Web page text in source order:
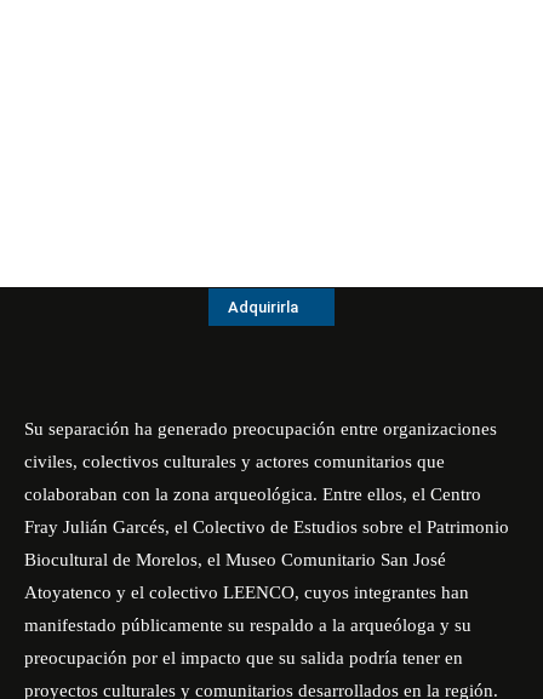
Adquirirla
Su separación ha generado preocupación entre organizaciones
civiles, colectivos culturales y actores comunitarios que
colaboraban con la zona arqueológica. Entre ellos, el Centro
Fray Julián Garcés, el Colectivo de Estudios sobre el Patrimonio
Biocultural de Morelos, el Museo Comunitario San José
Atoyatenco y el colectivo LEENCO, cuyos integrantes han
manifestado públicamente su respaldo a la arqueóloga y su
preocupación por el impacto que su salida podría tener en
proyectos culturales y comunitarios desarrollados en la región.